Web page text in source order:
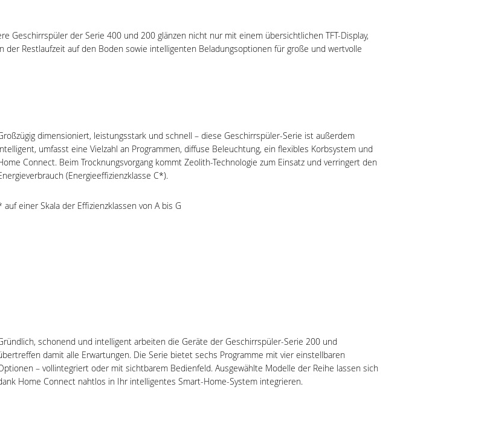
Geschirrspüler der Serie 400 und 200 glänzen nicht nur mit einem übersichtlichen TFT-Display,
Restlaufzeit auf den Boden sowie intelligenten Beladungsoptionen für große und wertvolle
dimensioniert, leistungsstark und schnell – diese Geschirrspüler-Serie ist außerdem
umfasst eine Vielzahl an Programmen, diffuse Beleuchtung, ein flexibles Korbsystem und
Connect. Beim Trocknungsvorgang kommt Zeolith-Technologie zum Einsatz und verringert den
(Energieeffizienzklasse C*).
auf einer Skala der Effizienzklassen von A bis G
schonend und intelligent arbeiten die Geräte der Geschirrspüler-Serie 200 und
damit alle Erwartungen. Die Serie bietet sechs Programme mit vier einstellbaren
– vollintegriert oder mit sichtbarem Bedienfeld. Ausgewählte Modelle der Reihe lassen sich
Home Connect nahtlos in Ihr intelligentes Smart-Home-System integrieren.